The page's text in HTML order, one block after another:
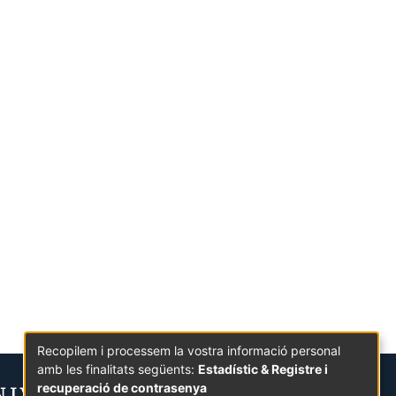
Recopilem i processem la vostra informació personal
amb les finalitats següents: Estadístic & Registre i
recuperació de contrasenya